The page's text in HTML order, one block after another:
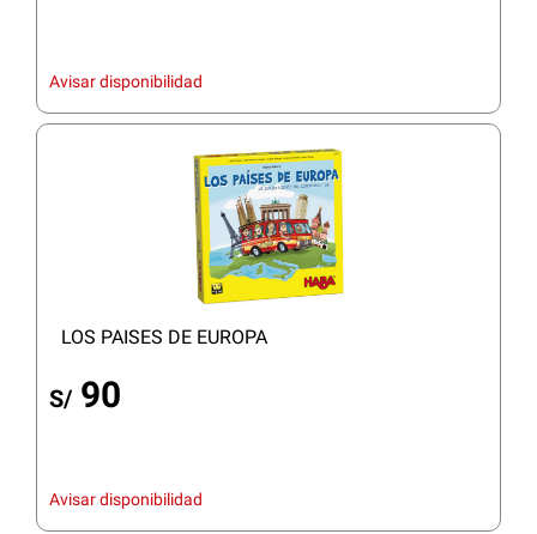
Avisar disponibilidad
LOS PAISES DE EUROPA
S/ 90
Avisar disponibilidad